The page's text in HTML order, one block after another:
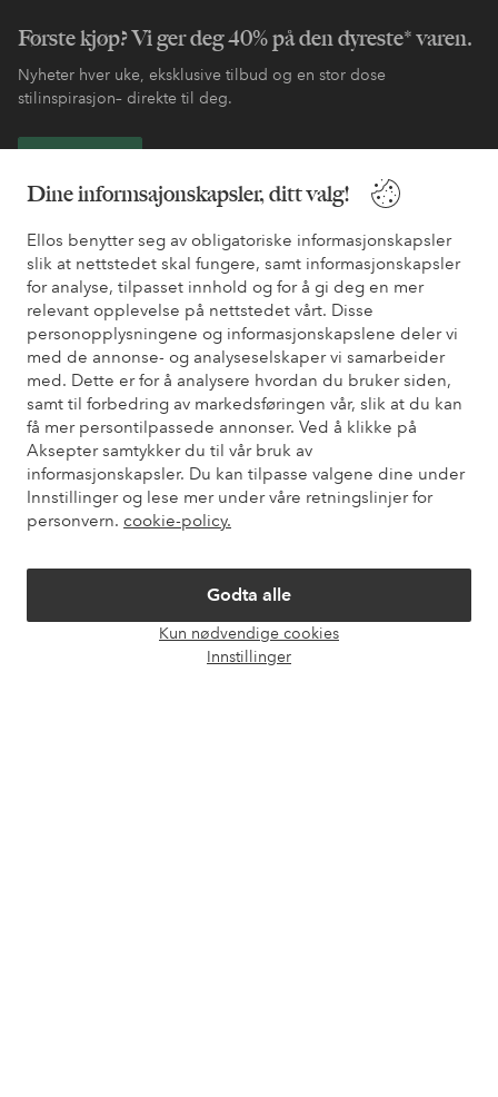
Dine informsajonskapsler, ditt valg!
Ellos benytter seg av obligatoriske informasjonskapsler
slik at nettstedet skal fungere, samt informasjonskapsler
for analyse, tilpasset innhold og for å gi deg en mer
relevant opplevelse på nettstedet vårt. Disse
personopplysningene og informasjonskapslene deler vi
med de annonse- og analyseselskaper vi samarbeider
med. Dette er for å analysere hvordan du bruker siden,
samt til forbedring av markedsføringen vår, slik at du kan
få mer persontilpassede annonser. Ved å klikke på
Aksepter samtykker du til vår bruk av
informasjonskapsler. Du kan tilpasse valgene dine under
Innstillinger og lese mer under våre retningslinjer for
personvern. cookie-policy.
Godta alle
Kun nødvendige cookies
Innstillinger
Første kjøp? Vi ger deg 40% på den dyreste* varen.
Nyheter hver uke, eksklusive tilbud og en stor dose
stilinspirasjon– direkte til deg.
Trenger du hjelp?
Du finner svar på de vanligste spørsmålene i vår FAQ. Du finner
også informasjon om hvordan du kan kontakte oss.
Kundeservice Betalingsmåte
Mine sider
Om Ellos